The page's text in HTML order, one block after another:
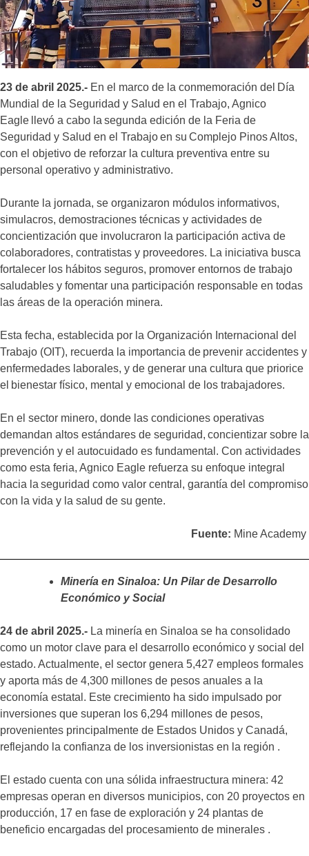
23 de abril 2025.- En el marco de la conmemoración del Día
Mundial de la Seguridad y Salud en el Trabajo, Agnico
Eagle llevó a cabo la segunda edición de la Feria de
Seguridad y Salud en el Trabajo en su Complejo Pinos Altos,
con el objetivo de reforzar la cultura preventiva entre su
personal operativo y administrativo.
Durante la jornada, se organizaron módulos informativos,
simulacros, demostraciones técnicas y actividades de
concientización que involucraron la participación activa de
colaboradores, contratistas y proveedores. La iniciativa busca
fortalecer los hábitos seguros, promover entornos de trabajo
saludables y fomentar una participación responsable en todas
las áreas de la operación minera.
Esta fecha, establecida por la Organización Internacional del
Trabajo (OIT), recuerda la importancia de prevenir accidentes y
enfermedades laborales, y de generar una cultura que priorice
el bienestar físico, mental y emocional de los trabajadores.
En el sector minero, donde las condiciones operativas
demandan altos estándares de seguridad, concientizar sobre la
prevención y el autocuidado es fundamental. Con actividades
como esta feria, Agnico Eagle refuerza su enfoque integral
hacia la seguridad como valor central, garantía del compromiso
con la vida y la salud de su gente.
Fuente: Mine Academy
Minería en Sinaloa: Un Pilar de Desarrollo
Económico y Social
24 de abril 2025.- La minería en Sinaloa se ha consolidado
como un motor clave para el desarrollo económico y social del
estado. Actualmente, el sector genera 5,427 empleos formales
y aporta más de 4,300 millones de pesos anuales a la
economía estatal. Este crecimiento ha sido impulsado por
inversiones que superan los 6,294 millones de pesos,
provenientes principalmente de Estados Unidos y Canadá,
reflejando la confianza de los inversionistas en la región .
El estado cuenta con una sólida infraestructura minera: 42
empresas operan en diversos municipios, con 20 proyectos en
producción, 17 en fase de exploración y 24 plantas de
beneficio encargadas del procesamiento de minerales .